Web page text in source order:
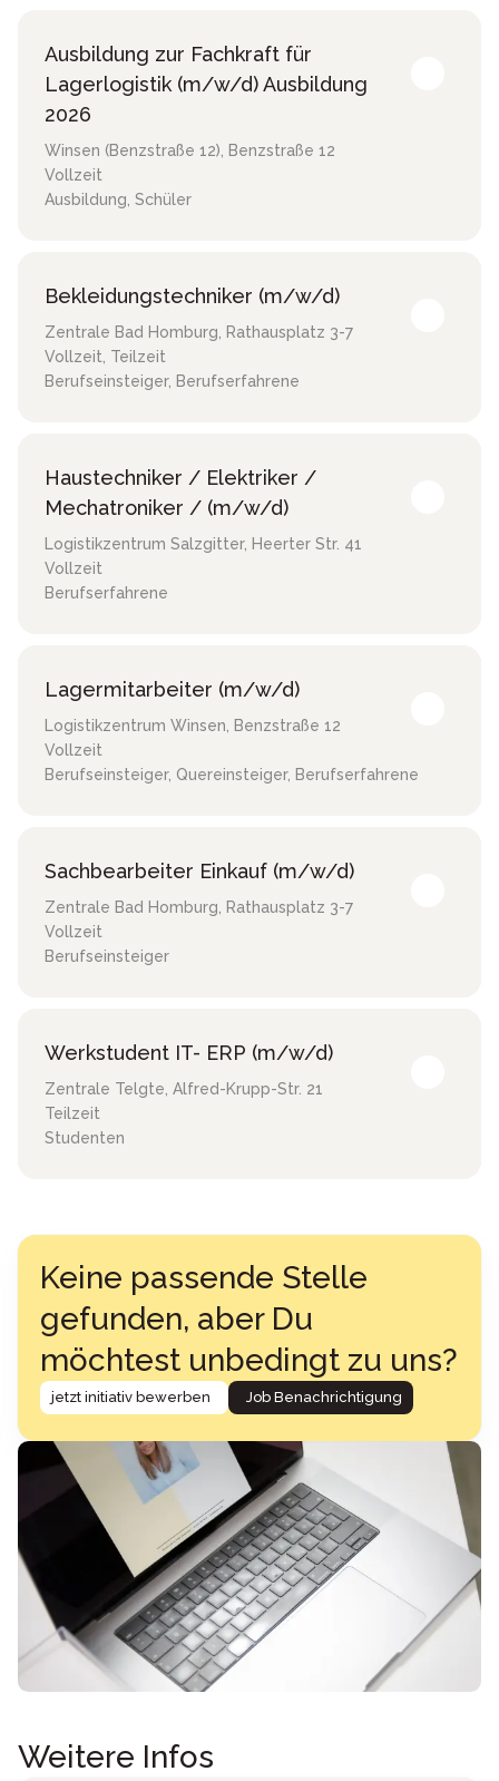
Ausbildung zur Fachkraft für
Lagerlogistik (m/w/d) Ausbildung
2026
Winsen (Benzstraße 12), Benzstraße 12
Vollzeit
Ausbildung, Schüler
Bekleidungstechniker (m/w/d)
Zentrale Bad Homburg, Rathausplatz 3-7
Vollzeit, Teilzeit
Berufseinsteiger, Berufserfahrene
Haustechniker / Elektriker /
Mechatroniker / (m/w/d)
Logistikzentrum Salzgitter, Heerter Str. 41
Vollzeit
Berufserfahrene
Lagermitarbeiter (m/w/d)
Logistikzentrum Winsen, Benzstraße 12
Vollzeit
Berufseinsteiger, Quereinsteiger, Berufserfahrene
Sachbearbeiter Einkauf (m/w/d)
Zentrale Bad Homburg, Rathausplatz 3-7
Vollzeit
Berufseinsteiger
Werkstudent IT- ERP (m/w/d)
Zentrale Telgte, Alfred-Krupp-Str. 21
Teilzeit
Studenten
Keine passende Stelle
gefunden, aber Du
möchtest unbedingt zu uns?
jetzt initiativ bewerben Job Benachrichtigung
Weitere Infos